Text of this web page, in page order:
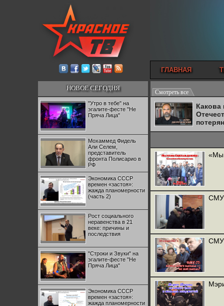
ГЛАВНАЯ
НОВОЕ СЕГОДНЯ
"Утро в тебе" на
эгалите-фесте "Не
Пряча Лица"
Мохаммед Фидель
Али Селем,
представитель
фронта Полисарио в
РФ
Экономика СССР
времен «застоя»:
жажда планомерности
(часть 2)
Рост социального
неравенства в 21
веке: причины и
последствия
"Строки и Звуки" на
эгалите-фесте "Не
Пряча Лица"
Экономика СССР
времен «застоя»:
жажда планомерности
Смотреть все
«Мы
СМУ